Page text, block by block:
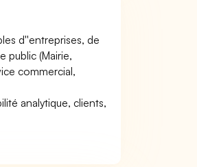
d''entreprises, de
public (Mairie,
commercial,
analytique, clients,